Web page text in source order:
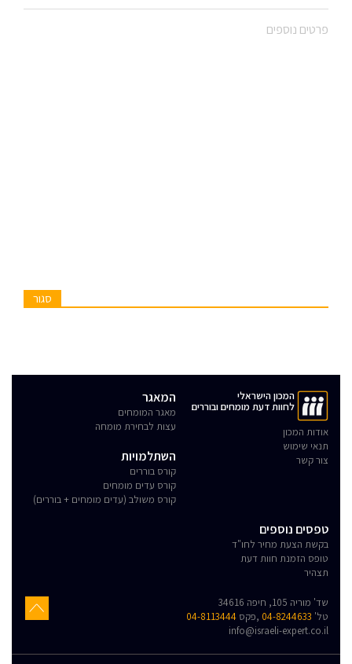
פרטים נוספים
סגור
המכון הישראלי
לחוות דעת מומחים ובוררים
אודות המכון
תנאי שימוש
צור קשר
המאגר
מאגר המומחים
עצות לבחירת מומחה
השתלמויות
קורס בוררים
קורס עדים מומחים
קורס משולב (עדים מומחים + בוררים)
טפסים נוספים
בקשת הצעת מחיר לחו"ד
טופס הזמנת חוות דעת
תצהיר
שד' מוריה 105, חיפה 34616
טל' 04-8244633 ,פקס 04-8113444
info@israeli-expert.co.il